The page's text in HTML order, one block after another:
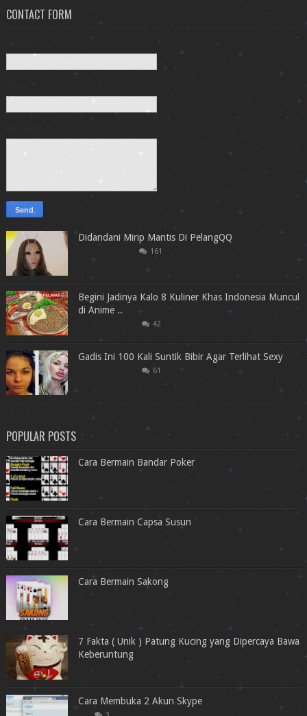
CONTACT FORM
Name
Didandani Mirip Mantis Di PelangQQ
161
Begini Jadinya Kalo 8 Kuliner Khas Indonesia Muncul
di Anime ..
42
Gadis Ini 100 Kali Suntik Bibir Agar Terlihat Sexy
61
POPULAR POSTS
Cara Bermain Bandar Poker
Cara Bermain Capsa Susun
Cara Bermain Sakong
7 Fakta ( Unik ) Patung Kucing yang Dipercaya Bawa
Keberuntung
Cara Membuka 2 Akun Skype